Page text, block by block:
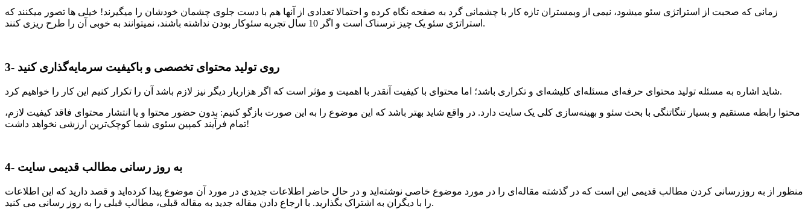
زمانی که صحبت از استراتژی سئو میشود، نیمی از وبمستران تازه کار با چشمانی گرد به صفحه نگاه کرده و احتمالا تعدادی از آنها هم با دست جلوی چشمان خودشان را میگیرند! خیلی ها تصور میکنند که
استراتژی سئو یک چیز ترسناک است و اگر 10 سال تجربه سئوکار بودن نداشته باشند، نمیتوانند به خوبی آن را طرح ریزی کنند.
3- روی تولید محتوای تخصصی و باکیفیت سرمایه‌گذاری کنید
شاید اشاره به مسئله تولید محتوای حرفه‌ای مسئله‌ای کلیشه‌ای و تکراری باشد؛ اما محتوای با کیفیت آنقدر با اهمیت و مؤثر است که اگر هزاربار دیگر نیز لازم باشد آن را تکرار کنیم این کار را خواهیم کرد.
محتوا رابطه مستقیم و بسیار تنگاتنگی با بحث سئو و بهینه‌سازی کلی یک سایت دارد. در واقع شاید بهتر باشد که این موضوع را به این صورت بازگو کنیم: بدون حضور محتوا و یا انتشار محتوای فاقد کیفیت لازم،
تمام فرآیند کمپین سئوی شما کوچک‌ترین ارزشی نخواهد داشت!
4- به روز رسانی مطالب قدیمی سایت
منظور از به روزرسانی کردن مطالب قدیمی این است که در گذشته مقاله‌ای را در مورد موضوع خاصی نوشته‌اید و در حال حاضر اطلاعات جدیدی در مورد آن موضوع پیدا کرده‌اید و قصد دارید که این اطلاعات
را با دیگران به اشتراک بگذارید. با ارجاع دادن مقاله جدید به مقاله قبلی، مطالب قبلی را به روز رسانی می کنید.